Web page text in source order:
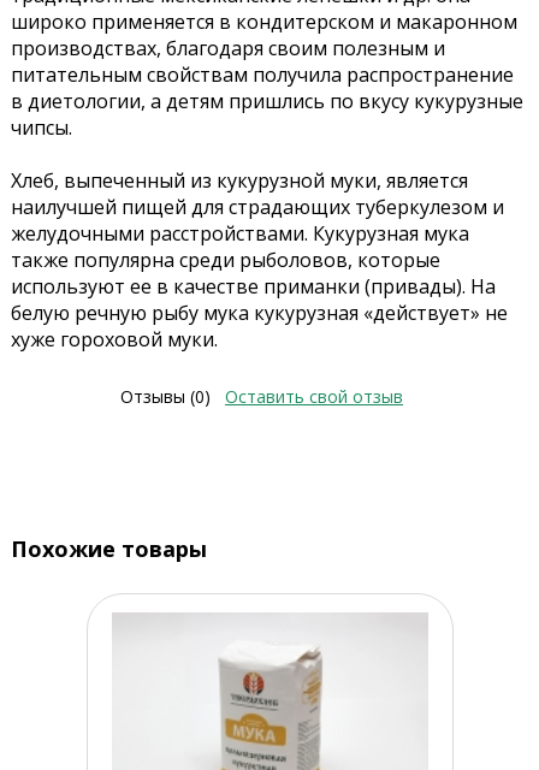
широко применяется в кондитерском и макаронном
производствах, благодаря своим полезным и
питательным свойствам получила распространение
в диетологии, а детям пришлись по вкусу кукурузные
чипсы.
Хлеб, выпеченный из кукурузной муки, является
наилучшей пищей для страдающих туберкулезом и
желудочными расстройствами. Кукурузная мука
также популярна среди рыболовов, которые
используют ее в качестве приманки (привады). На
белую речную рыбу мука кукурузная «действует» не
хуже гороховой муки.
Отзывы (0) Оставить свой отзыв
Похожие товары